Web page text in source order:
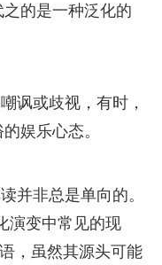
的是一种泛化的
讽或歧视，有时，
娱乐心态。
并非总是单向的。
演变中常见的现
，虽然其源头可能